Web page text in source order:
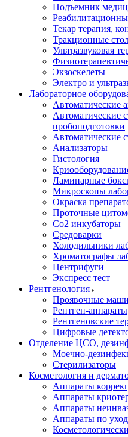
Подъемник
Текар терапия,
Тракционные
Ультразвуковая
Экзоскелеты
Электро и
Лабораторное
Автоматические
Автоматические
пробоподготовки
Автоматические
Анализаторы
Гистология
Ламинарные
Микроскопы
Окраска
Проточные
Со2 инкубаторы
Средоварки
Холодильники
Хроматографы
Центрифуги
Экспресс тест
Рентгенология
Проявочные
Рентген-аппараты
Рентгеновские
Цифровые
Отделение ЦСО,
Моечно-
Стерилизаторы
Косметология и
Аппараты
Аппараты
Аппараты
Аппараты по